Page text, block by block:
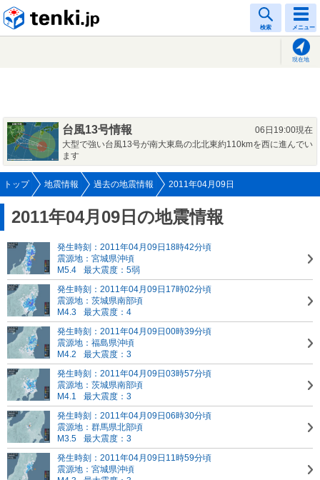
検索 メニュー
現在地
台風13号情報
06日19:00現在
大型で強い台風13号が南大東島の北北東約110kmを西に進んでい
ます
トップ 地震情報 過去の地震情報 2011年04月09日
2011年04月09日の地震情報
発生時刻：2011年04月09日18時42分頃
震源地：宮城県沖頃
M5.4
最大震度：5弱
発生時刻：2011年04月09日17時02分頃
震源地：茨城県南部頃
M4.3
最大震度：4
発生時刻：2011年04月09日00時39分頃
震源地：福島県沖頃
M4.2
最大震度：3
発生時刻：2011年04月09日03時57分頃
震源地：茨城県南部頃
M4.1
最大震度：3
発生時刻：2011年04月09日06時30分頃
震源地：群馬県北部頃
M3.5
最大震度：3
発生時刻：2011年04月09日11時59分頃
震源地：宮城県沖頃